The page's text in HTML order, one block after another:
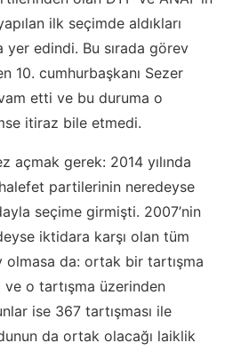
ilk seçimde aldıkları
yer edindi. Bu sırada görev
10. cumhurbaşkanı Sezer
etti ve bu duruma o
itiraz bile etmedi.
açmak gerek: 2014 yılında
partilerinin neredeyse
seçime girmişti. 2007’nin
iktidara karşı olan tüm
da: ortak bir tartışma
ve o tartışma üzerinden
ise 367 tartışması ile
da ortak olacağı laiklik